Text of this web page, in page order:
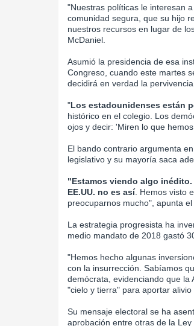
"Nuestras políticas le interesan
comunidad segura, que su hijo
nuestros recursos en lugar de
McDaniel.
Asumió la presidencia de esa
Congreso, cuando este martes
decidirá en verdad la
"Los estadounidenses están
histórico en el colegio. Los
ojos y decir: 'Miren lo que
El bando contrario argumenta
legislativo y su mayoría saca
"Estamos viendo algo
EE.UU. no es así. Hemos visto
preocuparnos mucho", apunta
La estrategia progresista ha
medio mandato de 2018 gastó
"Hemos hecho algunas
con la insurrección. Sabíamos
demócrata, evidenciando que la
"cielo y tierra" para aportar alivio
Su mensaje electoral se ha
aprobación entre otras de la